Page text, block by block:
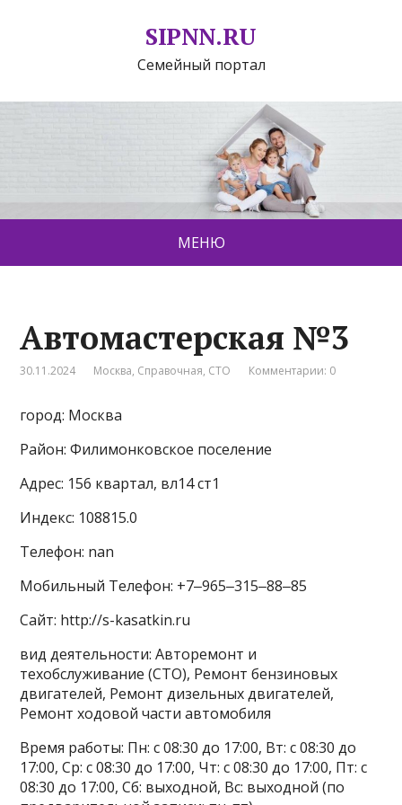
SIPNN.RU
Семейный портал
МЕНЮ
Автомастерская №3
30.11.2024 Москва, Справочная, СТО Комментарии: 0
город: Москва
Район: Филимонковское поселение
Адрес: 156 квартал, вл14 ст1
Индекс: 108815.0
Телефон: nan
Мобильный Телефон: +7‒965‒315‒88‒85
Сайт: http://s-kasatkin.ru
вид деятельности: Авторемонт и
техобслуживание (СТО), Ремонт бензиновых
двигателей, Ремонт дизельных двигателей,
Ремонт ходовой части автомобиля
Время работы: Пн: с 08:30 до 17:00, Вт: с 08:30 до
17:00, Ср: с 08:30 до 17:00, Чт: с 08:30 до 17:00, Пт: с
08:30 до 17:00, Сб: выходной, Вс: выходной (по